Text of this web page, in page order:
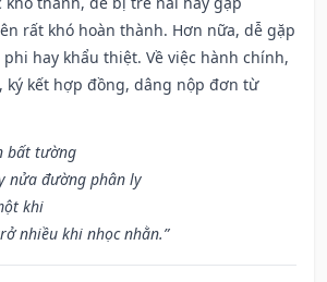
rất khó hoàn thành. Hơn nữa, dễ gặp
hay khẩu thiệt. Về việc hành chính,
ký kết hợp đồng, dâng nộp đơn từ
bất tường
nửa đường phân ly
khi
nhiều khi nhọc nhằn.”